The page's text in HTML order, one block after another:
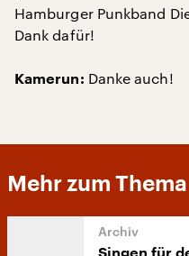
Hamburger Punkband
Dank dafür!
Kamerun: Danke auch!
Mehr zum Thema